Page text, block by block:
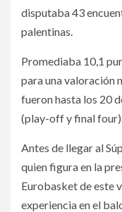
disputaba 43
palentinas.
Promediaba 10,1
para una valoración
fueron hasta los 20
(play-off y final
Antes de llegar al
quien figura en la
Eurobasket de este
experiencia en el